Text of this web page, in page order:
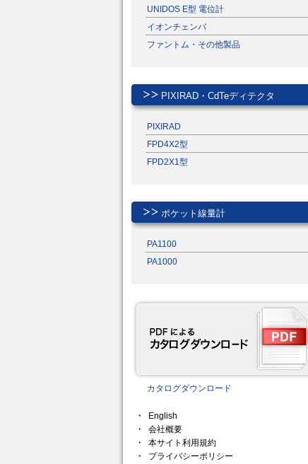
UNIDOS E型 電位計
イオンチェンバ
ファントム・その他製品
PIXIRAD・CdTeディテクタ
PIXIRAD
FPD4X2型
FPD2X1型
ポケット線量計
PA1100
PA1000
カタログダウンロード
English
会社概要
本サイト利用規約
プライバシーポリシー